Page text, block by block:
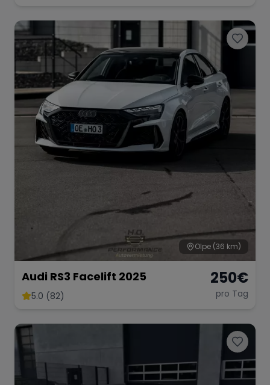
Olpe (36 km)
Audi RS3 Facelift 2025
5.0 (82)
250€
pro Tag